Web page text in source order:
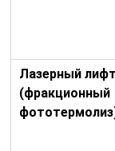
Лазерный
(фракционный